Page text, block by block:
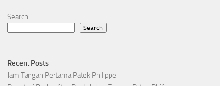
Search
Search
Recent Posts
Jam Tangan Pertama Patek Philippe